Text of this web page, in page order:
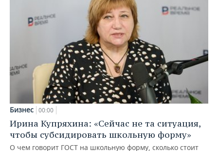
Бизнес 00:00
Ирина Купряхина: «Сейчас не та ситуация,
чтобы субсидировать школьную форму»
О чем говорит ГОСТ на школьную форму, сколько стоит